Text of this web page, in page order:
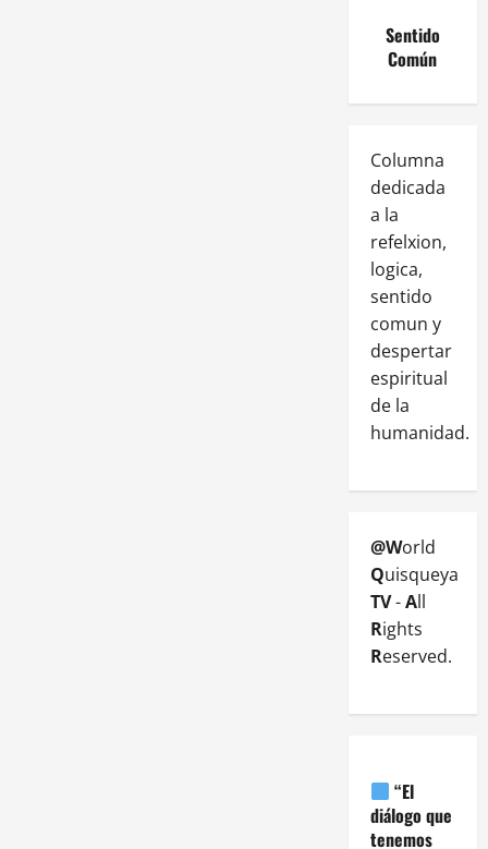
Sentido
Común
Columna
dedicada
a la
refelxion,
logica,
sentido
comun y
despertar
espiritual
de la
humanidad.
@World
Quisqueya
TV-All
Rights
Reserved.
“El
diálogo que
tenemos